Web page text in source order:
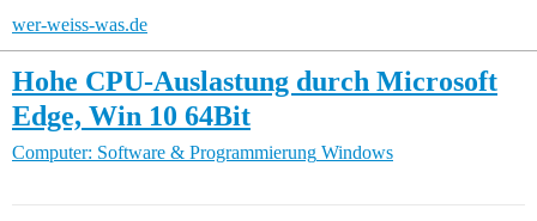
wer-weiss-was.de
Hohe CPU-Auslastung durch Microsoft
Edge, Win 10 64Bit
Computer: Software & Programmierung Windows